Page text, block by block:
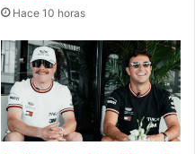
Hace 10 horas